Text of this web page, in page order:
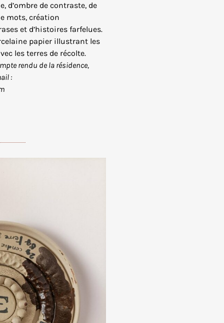
d’ombre de contraste, de
mots, création
et d’histoires farfelues.
papier illustrant les
les terres de récolte.
rendu de la résidence,
: